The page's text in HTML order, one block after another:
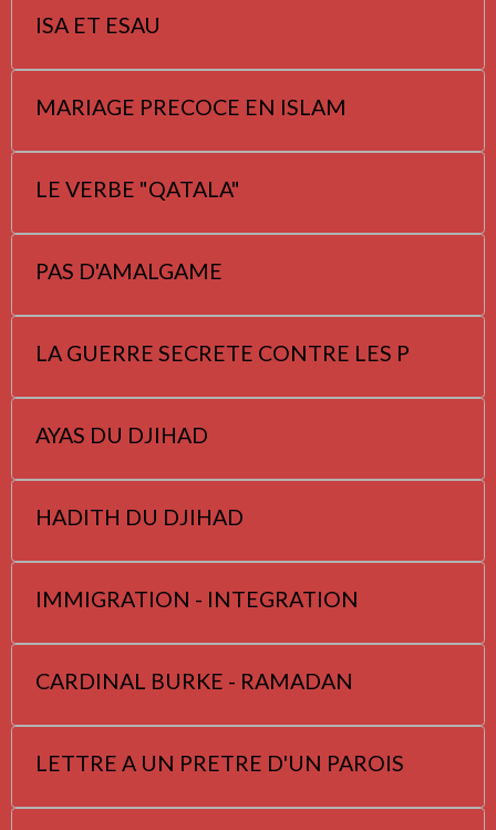
ISA ET ESAU
MARIAGE PRECOCE EN ISLAM
LE VERBE "QATALA"
PAS D'AMALGAME
LA GUERRE SECRETE CONTRE LES P
AYAS DU DJIHAD
HADITH DU DJIHAD
IMMIGRATION - INTEGRATION
CARDINAL BURKE - RAMADAN
LETTRE A UN PRETRE D'UN PAROIS